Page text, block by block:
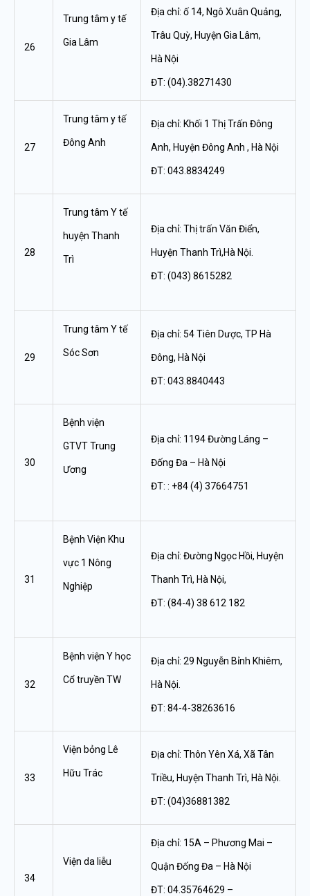
26
Trung tâm y tế
Gia Lâm
Địa chỉ: ố 14, Ngô Xuân Quảng,
Trâu Quỳ, Huyện Gia Lâm,
Hà Nội
ĐT: (04).38271430
27
Trung tâm y tế
Đông Anh
Địa chỉ: Khối 1 Thị Trấn Đông
Anh, Huyện Đông Anh , Hà Nội
ĐT: 043.8834249
28
Trung tâm Y tế
huyện Thanh
Trì
Địa chỉ: Thị trấn Văn Điển,
Huyện Thanh Trì,Hà Nội.
ĐT: (043) 8615282
29
Trung tâm Y tế
Sóc Sơn
Địa chỉ: 54 Tiên Dược, TP Hà
Đông, Hà Nội
ĐT: 043.8840443
30
Bệnh viện
GTVT Trung
Ương
Địa chỉ: 1194 Đường Láng –
Đống Đa – Hà Nội
ĐT: : +84 (4) 37664751
31
Bệnh Viện Khu
vực 1 Nông
Nghiệp
Địa chỉ: Đường Ngọc Hồi, Huyện
Thanh Trì, Hà Nội,
ĐT: (84-4) 38 612 182
32
Bệnh viện Y học
Cổ truyền TW
Địa chỉ: 29 Nguyễn Bỉnh Khiêm,
Hà Nội.
ĐT: 84-4-38263616
33
Viện bỏng Lê
Hữu Trác
Địa chỉ: Thôn Yên Xá, Xã Tân
Triều, Huyện Thanh Trì, Hà Nội.
ĐT: (04)36881382
34
Viện da liễu
Địa chỉ: 15A – Phương Mai –
Quận Đống Đa – Hà Nội
ĐT: 04.35764629 –